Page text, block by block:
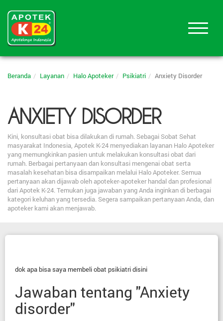
Beranda Layanan Halo Apoteker Psikiatri Anxiety Disorder
ANXIETY DISORDER
Kini, konsultasi obat bisa dilakukan di rumah. Sebagai Sobat Sehat
masyarakat Indonesia, Apotek K-24 menyediakan layanan Halo Apoteker
yang memungkinkan pasien untuk melakukan konsultasi obat dari
rumah. Berbagai pertanyaan dan konsultasi mengenai obat serta
masalah kesehatan bisa disampaikan melalui Halo Apoteker. Semua
pertanyaan akan dijawab oleh apoteker-apoteker handal dan profesional
dari Apotek K-24. Temukan juga jawaban yang Anda inginkan di berbagai
kategori keluhan yang tersedia. Segera sampaikan pertanyaan Anda, dan
apoteker kami akan menjawab.
dok apa bisa saya membeli obat psikiatri disini
Jawaban tentang "Anxiety
disorder"